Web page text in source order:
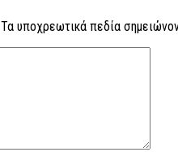
Τα υποχρεωτικά πεδία